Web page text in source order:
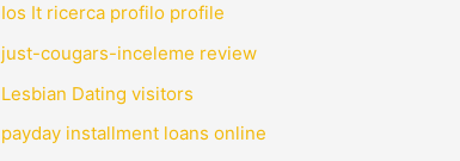
Ios It ricerca profilo profile
just-cougars-inceleme review
Lesbian Dating visitors
payday installment loans online